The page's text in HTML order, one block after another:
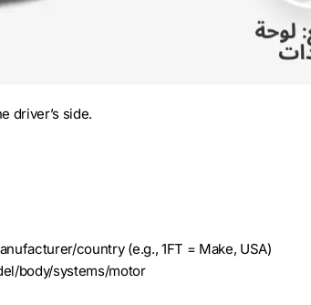
driver’s side.
country (e.g., 1FT = Make, USA)
body/systems/motor